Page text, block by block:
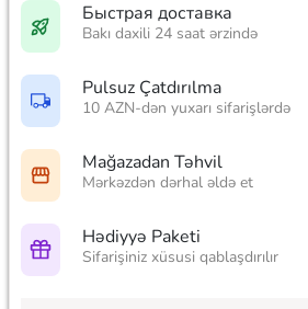
Быстрая доставка
Bakı daxili 24 saat ərzində
Pulsuz Çatdırılma
10 AZN-dən yuxarı sifarişlərdə
Mağazadan Təhvil
Mərkəzdən dərhal əldə et
Hədiyyə Paketi
Sifarişiniz xüsusi qablaşdırılır